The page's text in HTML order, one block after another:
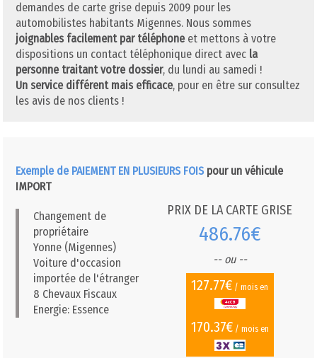
demandes de carte grise depuis 2009 pour les
automobilistes habitants Migennes. Nous sommes
joignables facilement par téléphone et mettons à votre
dispositions un contact téléphonique direct avec la
personne traitant votre dossier, du lundi au samedi !
Un service différent mais efficace, pour en être sur consultez
les avis de nos clients !
Exemple de PAIEMENT EN PLUSIEURS FOIS pour un véhicule
IMPORT
Changement de
propriétaire
Yonne (Migennes)
Voiture d'occasion
importée de l'étranger
8 Chevaux Fiscaux
Energie: Essence
PRIX DE LA CARTE GRISE
486.76€
-- ou --
127.77€ / mois en
170.37€/ mois en